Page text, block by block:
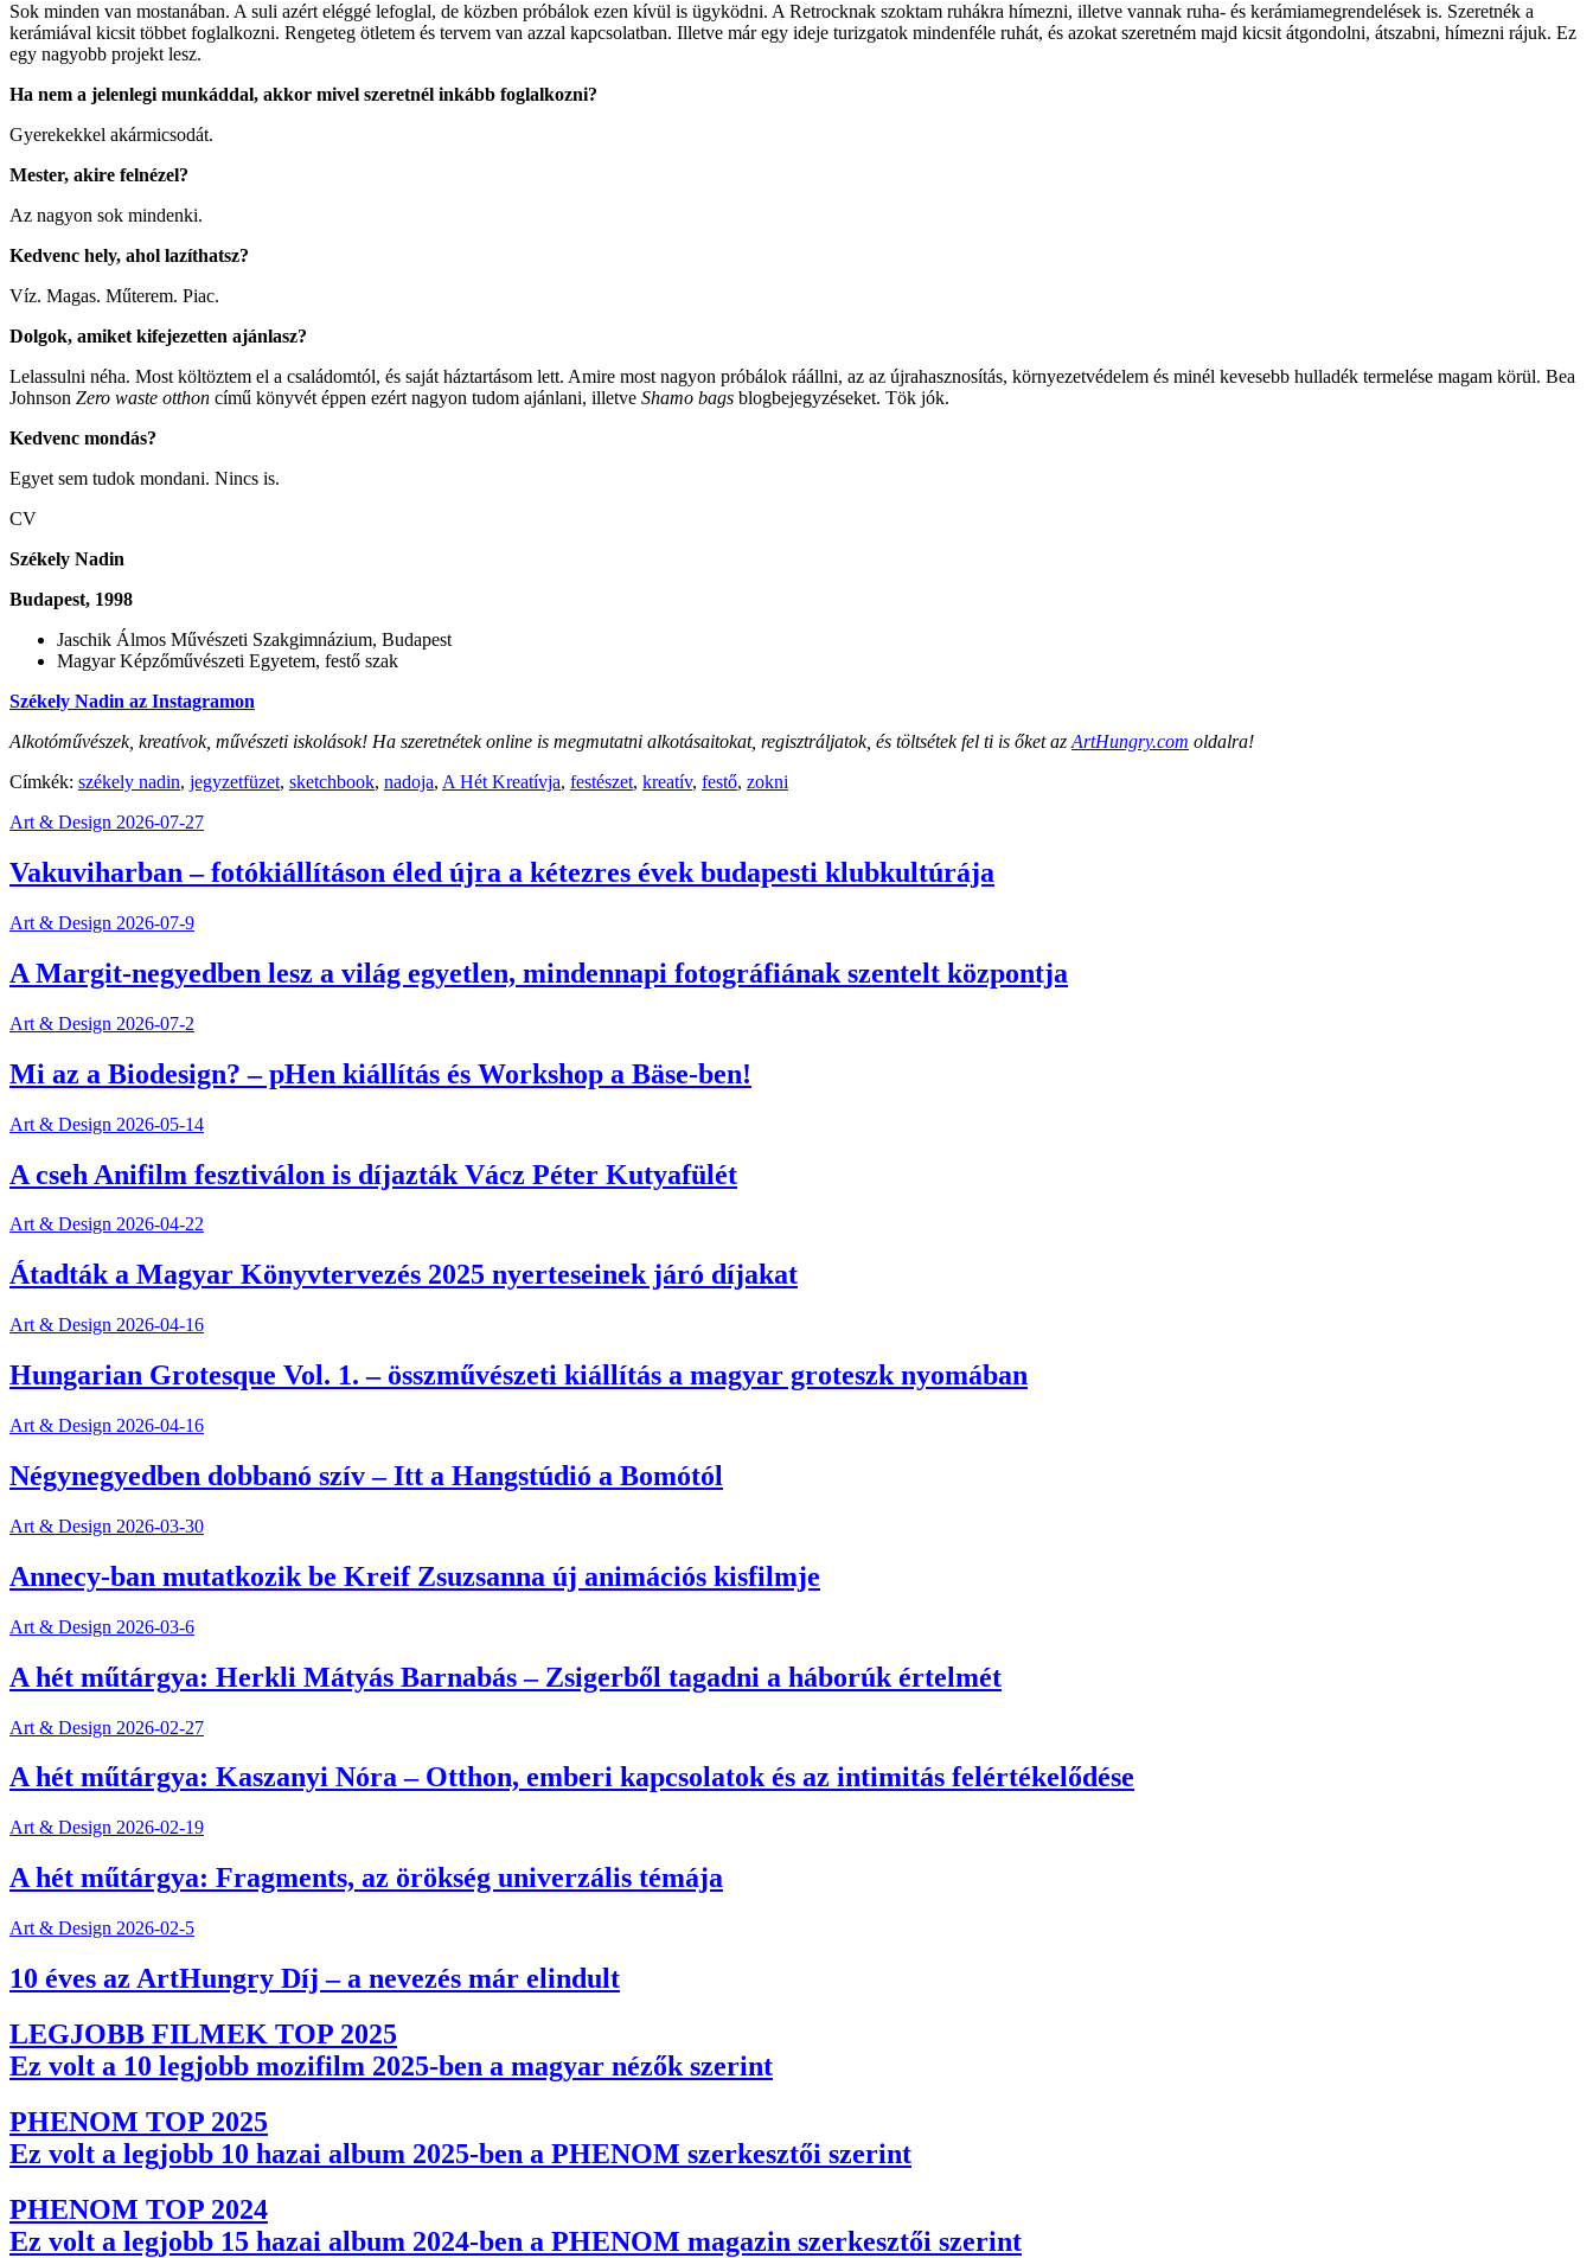
Sok minden van mostanában. A suli azért eléggé lefoglal, de közben próbálok ezen kívül is ügyködni. A Retrocknak szoktam ruhákra hímezni, illetve vannak ruha- és kerámiamegrendelések is. Szeretnék a
kerámiával kicsit többet foglalkozni. Rengeteg ötletem és tervem van azzal kapcsolatban. Illetve már egy ideje turizgatok mindenféle ruhát, és azokat szeretném majd kicsit átgondolni, átszabni, hímezni rájuk. Ez
egy nagyobb projekt lesz.
Ha nem a jelenlegi munkáddal, akkor mivel szeretnél inkább foglalkozni?
Gyerekekkel akármicsodát.
Mester, akire felnézel?
Az nagyon sok mindenki.
Kedvenc hely, ahol lazíthatsz?
Víz. Magas. Műterem. Piac.
Dolgok, amiket kifejezetten ajánlasz?
Lelassulni néha. Most költöztem el a családomtól, és saját háztartásom lett. Amire most nagyon próbálok ráállni, az az újrahasznosítás, környezetvédelem és minél kevesebb hulladék termelése magam körül. Bea
Johnson Zero waste otthon című könyvét éppen ezért nagyon tudom ajánlani, illetve Shamo bags blogbejegyzéseket. Tök jók.
Kedvenc mondás?
Egyet sem tudok mondani. Nincs is.
CV
Székely Nadin
Budapest, 1998
Jaschik Álmos Művészeti Szakgimnázium, Budapest
Magyar Képzőművészeti Egyetem, festő szak
Székely Nadin az Instagramon
Alkotóművészek, kreatívok, művészeti iskolások! Ha szeretnétek online is megmutatni alkotásaitokat, regisztráljatok, és töltsétek fel ti is őket az ArtHungry.com oldalra!
Címkék: székely nadin, jegyzetfüzet, sketchbook, nadoja, A Hét Kreatívja, festészet, kreatív, festő, zokni
Art & Design 2026-07-27
Vakuviharban – fotókiállításon éled újra a kétezres évek budapesti klubkultúrája
Art & Design 2026-07-9
A Margit-negyedben lesz a világ egyetlen, mindennapi fotográfiának szentelt központja
Art & Design 2026-07-2
Mi az a Biodesign? – pHen kiállítás és Workshop a Bäse-ben!
Art & Design 2026-05-14
A cseh Anifilm fesztiválon is díjazták Vácz Péter Kutyafülét
Art & Design 2026-04-22
Átadták a Magyar Könyvtervezés 2025 nyerteseinek járó díjakat
Art & Design 2026-04-16
Hungarian Grotesque Vol. 1. – összművészeti kiállítás a magyar groteszk nyomában
Art & Design 2026-04-16
Négynegyedben dobbanó szív – Itt a Hangstúdió a Bomótól
Art & Design 2026-03-30
Annecy-ban mutatkozik be Kreif Zsuzsanna új animációs kisfilmje
Art & Design 2026-03-6
A hét műtárgya: Herkli Mátyás Barnabás – Zsigerből tagadni a háborúk értelmét
Art & Design 2026-02-27
A hét műtárgya: Kaszanyi Nóra – Otthon, emberi kapcsolatok és az intimitás felértékelődése
Art & Design 2026-02-19
A hét műtárgya: Fragments, az örökség univerzális témája
Art & Design 2026-02-5
10 éves az ArtHungry Díj – a nevezés már elindult
LEGJOBB FILMEK TOP 2025
Ez volt a 10 legjobb mozifilm 2025-ben a magyar nézők szerint
PHENOM TOP 2025
Ez volt a legjobb 10 hazai album 2025-ben a PHENOM szerkesztői szerint
PHENOM TOP 2024
Ez volt a legjobb 15 hazai album 2024-ben a PHENOM magazin szerkesztői szerint